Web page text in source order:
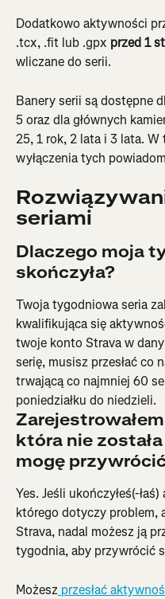
Dodatkowo aktywności
.tcx, .fit lub .gpx przed 1
wliczane do serii.
Banery serii są dostępne
5 oraz dla głównych
25, 1 rok, 2 lata i 3 lata.
wyłączenia tych
seriami
Dlaczego moja
skończyła?
Twoja tygodniowa seria
kwalifikująca się
twoje konto Strava w
serię, musisz przesłać co
trwającą co najmniej 60
poniedziałku do niedzieli.
która nie
mogę
Yes. Jeśli ukończyłeś(-
którego dotyczy problem,
Strava, nadal możesz ją
tygodnia, aby przywrócić
Możesz przesłać